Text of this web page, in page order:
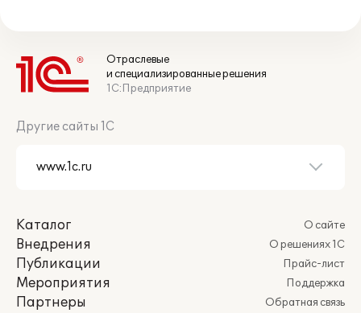
Отраслевые
и специализированные решения
1С:Предприятие
Другие сайты 1С
Каталог
Внедрения
Публикации
Мероприятия
Партнеры
О сайте
О решениях 1С
Прайс-лист
Поддержка
Обратная связь